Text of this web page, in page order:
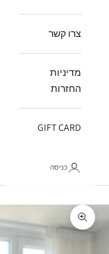
צרו קשר
מדיניות
החזרות
GIFT CARD
כניסה
תקריב